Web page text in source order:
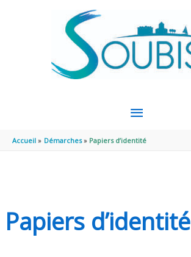
MENU
PRINCIPAL
Accueil Démarches Papiers d’identité
Papiers d’identité